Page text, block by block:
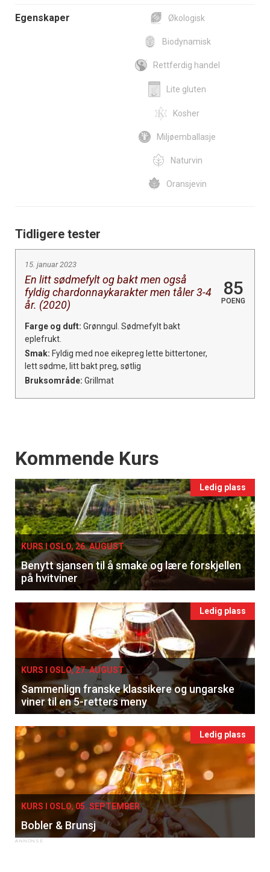
Egenskaper Økologisk
Biodynamisk
Rettferdig handel
Lite gluten
Kosher
Miljøemballasje
Naturvin
Oransjevin
Tidligere tester
15. januar 2023
En litt sødmefylt og bakt men også
fyldig chardonnaykarakter men tåler 3-4
år. (2020)
85
POENG
Farge og duft: Grønngul. Sødmefylt bakt
eplefrukt.
Smak: Fyldig med noe eikepreg lette bittertoner,
lett sødme, litt bakt preg, søtlig
Bruksområde: Grillmat
Events
Kommende Kurs
Ledig plass
KURS I OSLO, 26. AUGUST
Benytt sjansen til å smake og lære forskjellen
på hvitviner
Ledig plass
KURS I OSLO, 27. AUGUST
Sammenlign franske klassikere og ungarske
viner til en 5-retters meny
Ledig plass
KURS I OSLO, 05. SEPTEMBER
Bobler & Brunsj